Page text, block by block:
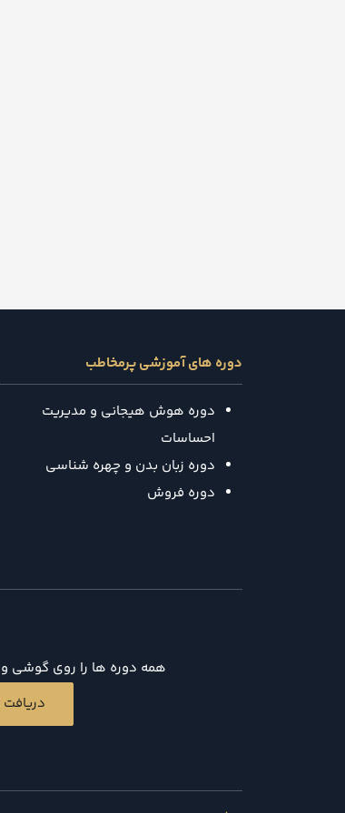
دوره های آموزشی پرمخاطب
دوره هوش هیجانی و مدیریت
احساسات
دوره زبان بدن و چهره شناسی
دوره فروش
همه دوره ها را روی گوشی و
دریافت